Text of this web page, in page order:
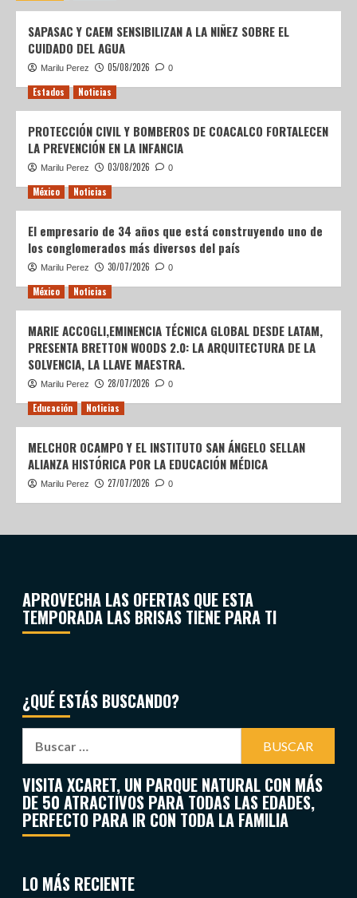
SAPASAC Y CAEM SENSIBILIZAN A LA NIÑEZ SOBRE EL
CUIDADO DEL AGUA
Marilu Perez 05/08/2026 0
Estados Noticias
PROTECCIÓN CIVIL Y BOMBEROS DE COACALCO FORTALECEN
LA PREVENCIÓN EN LA INFANCIA
Marilu Perez 03/08/2026 0
México Noticias
El empresario de 34 años que está construyendo uno de
los conglomerados más diversos del país
Marilu Perez 30/07/2026 0
México Noticias
MARIE ACCOGLI,EMINENCIA TÉCNICA GLOBAL DESDE LATAM,
PRESENTA BRETTON WOODS 2.0: LA ARQUITECTURA DE LA
SOLVENCIA, LA LLAVE MAESTRA.
Marilu Perez 28/07/2026 0
Educación Noticias
MELCHOR OCAMPO Y EL INSTITUTO SAN ÁNGELO SELLAN
ALIANZA HISTÓRICA POR LA EDUCACIÓN MÉDICA
Marilu Perez 27/07/2026 0
APROVECHA LAS OFERTAS QUE ESTA
TEMPORADA LAS BRISAS TIENE PARA TI
¿QUÉ ESTÁS BUSCANDO?
VISITA XCARET, UN PARQUE NATURAL CON MÁS
DE 50 ATRACTIVOS PARA TODAS LAS EDADES,
PERFECTO PARA IR CON TODA LA FAMILIA
LO MÁS RECIENTE